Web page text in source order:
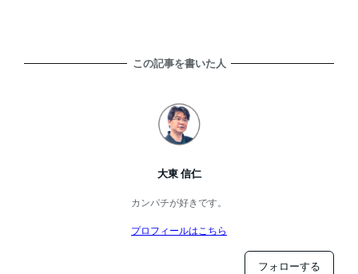
この記事を書いた人
大東 信仁
カンパチが好きです。
プロフィールはこちら
フォローする